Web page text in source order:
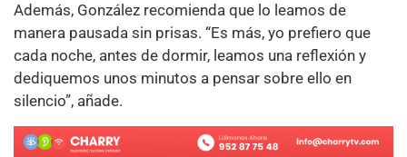
Además, González recomienda que lo leamos de
manera pausada sin prisas. “Es más, yo prefiero que
cada noche, antes de dormir, leamos una reflexión y
dediquemos unos minutos a pensar sobre ello en
silencio”, añade.